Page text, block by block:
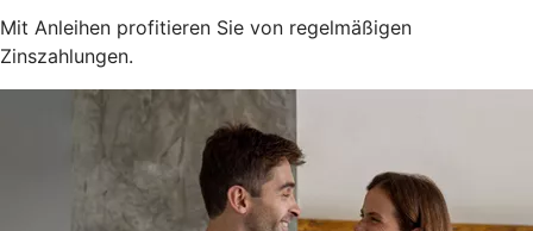
Mit Anleihen profitieren Sie von regelmäßigen
Zinszahlungen.